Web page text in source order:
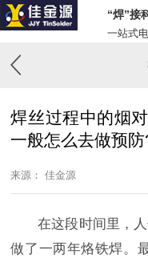
“焊”接
一站式
焊丝过程中的烟
一般怎么去做预防
来源： 佳金源
在这段时间里，
做了一两年烙铁焊。